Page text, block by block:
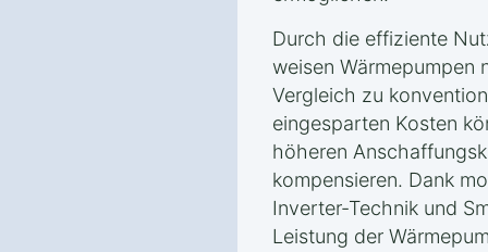
Durch die effiziente
weisen Wärmepumpen
Vergleich zu
eingesparten Kosten
höheren
kompensieren. Dank
Inverter-Technik und
Leistung der